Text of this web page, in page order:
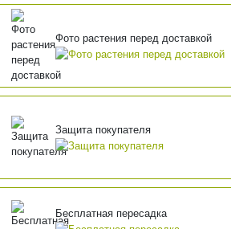
Фото растения перед доставкой
Защита покупателя
Бесплатная пересадка